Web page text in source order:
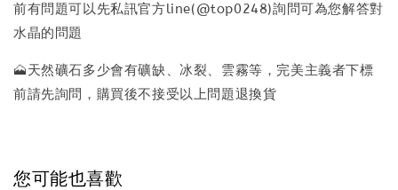
前有問題可以先私訊官方line(@top0248)詢問可為您解答對
水晶的問題
🗻天然礦石多少會有礦缺、冰裂、雲霧等，完美主義者下標
前請先詢問，購買後不接受以上問題退換貨
您可能也喜歡